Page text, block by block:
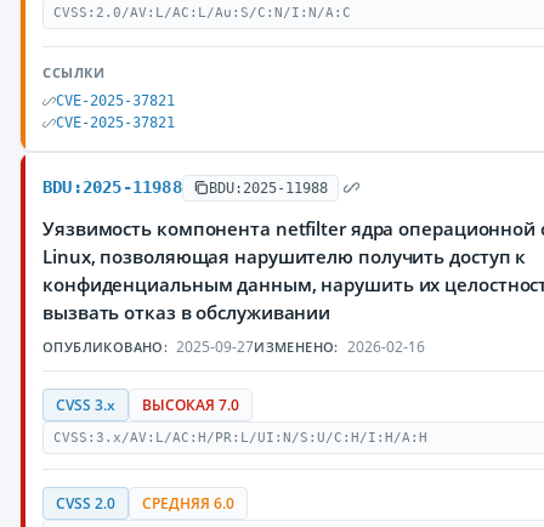
CVSS:2.0/AV:L/AC:L/Au:S/C:N/I:N/A:C
ССЫЛКИ
CVE-2025-37821
CVE-2025-37821
BDU:2025-11988 BDU:2025-11988
Уязвимость компонента netfilter ядра операционной
Linux, позволяющая нарушителю получить доступ к
конфиденциальным данным, нарушить их
вызвать отказ в обслуживании
ОПУБЛИКОВАНО: 2025-09-27ИЗМЕНЕНО: 2026-02-16
CVSS 3.x ВЫСОКАЯ 7.0
CVSS:3.x/AV:L/AC:H/PR:L/UI:N/S:U/C:H/I:H/A:H
CVSS 2.0 СРЕДНЯЯ 6.0